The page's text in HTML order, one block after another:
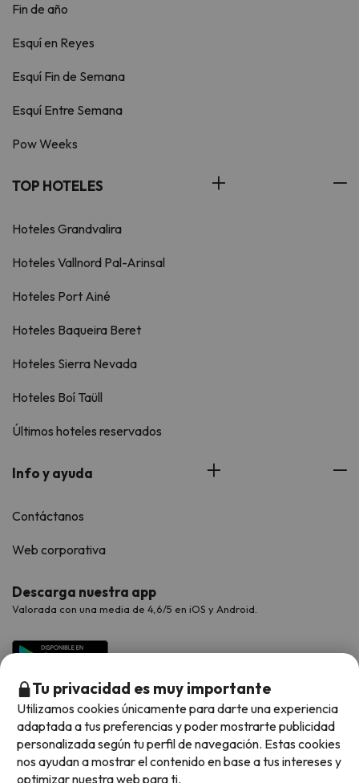
Fin de año
Esquí en Reyes
Esquí Fin de Semana
Esquí Entre Semana
Pow Weeks
TOP HOTELES
Hoteles Grandvalira
Hoteles Vallnord Pal-Arinsal
Hoteles Port Ainé
Hoteles Baqueira Beret
Hoteles Sierra Nevada
Hoteles Boí Taüll
Últimos hoteles reservados
Info y ayuda
Contáctanos
Web corporativa
Descarga nuestra app
Valorada con una media de 4,6/5 en iOS y Android.
Tu privacidad es muy importante
Utilizamos cookies únicamente para darte una experiencia
adaptada a tus preferencias y poder mostrarte publicidad
personalizada según tu perfil de navegación. Estas cookies
nos ayudan a mostrar el contenido en base a tus intereses y
optimizar nuestra web para ti.